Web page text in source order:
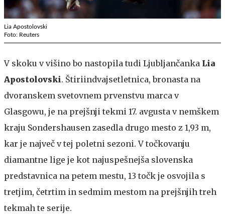
Lia Apostolovski
Foto: Reuters
V skoku v višino bo nastopila tudi Ljubljančanka Lia
Apostolovski. Štiriindvajsetletnica, bronasta na
dvoranskem svetovnem prvenstvu marca v
Glasgowu, je na prejšnji tekmi 17. avgusta v nemškem
kraju Sondershausen zasedla drugo mesto z 1,93 m,
kar je največ v tej poletni sezoni. V točkovanju
diamantne lige je kot najuspešnejša slovenska
predstavnica na petem mestu, 13 točk je osvojila s
tretjim, četrtim in sedmim mestom na prejšnjih treh
tekmah te serije.